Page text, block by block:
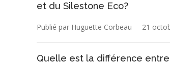
et du Silestone Eco?
Publié par Huguette Corbeau 21
Quelle est la différence